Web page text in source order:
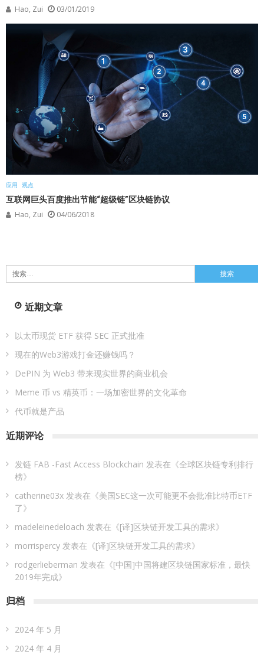
Hao, Zui 03/01/2019
应用 观点
互联网巨头百度推出节能“超级链”区块链协议
Hao, Zui 04/06/2018
搜
索：
近期文章
以太币现货 ETF 获得 SEC 正式批准
现在的Web3游戏打金还赚钱吗？
DePIN 为 Web3 带来现实世界的商业机会
Meme 币 vs 精英币：一场加密世界的文化革命
代币就是产品
近期评论
发链 FAB -Fast Access Blockchain 发表在《全球区块链专利排行
榜》
catherine03x 发表在《美国SEC这一次可能更不会批准比特币ETF
了》
madeleinedeloach 发表在《[译]区块链开发工具的需求》
morrispercy 发表在《[译]区块链开发工具的需求》
rodgerlieberman 发表在《[中国]中国将建区块链国家标准，最快
2019年完成》
归档
2024 年 5 月
2024 年 4 月